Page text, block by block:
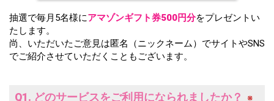
抽選で毎月5名様にアマゾンギフト券500円分をプレゼントい
たします。
尚、いただいたご意見は匿名（ニックネーム）でサイトやSNS
でご紹介させていただくこともございます。
Q1. どのサービスをご利用になられましたか？
※